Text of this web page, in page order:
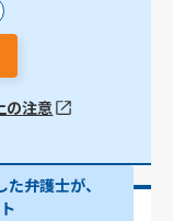
の注意
弁護士が、